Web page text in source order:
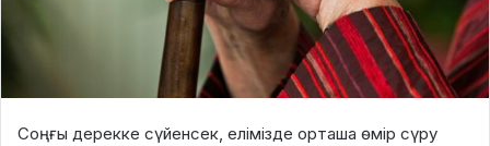
Соңғы дерекке сүйенсек, елімізде орташа өмір сүру